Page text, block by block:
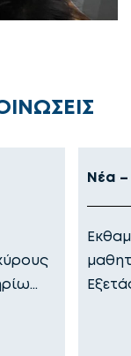
Νέα –